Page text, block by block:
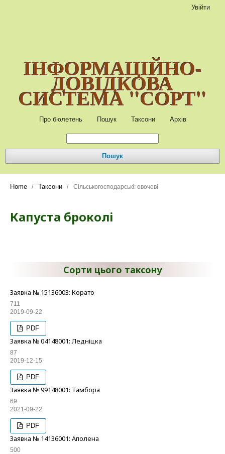
ІНФОРМАЦІЙНО-
ДОВІДКОВА
СИСТЕМА "СОРТ"
Про бюлетень Пошук Таксони Архів
Пошук
Увійти
Home / Таксони / Сільськогосподарські: овочеві
Капуста броколі
Сорти цього таксону
Заявка № 15136003: Корато
711
2019-09-22
PDF
Заявка № 04148001: Ледніцка
87
2019-12-15
PDF
Заявка № 99148001: Тамбора
69
2021-09-22
PDF
Заявка № 14136001: Аполена
500